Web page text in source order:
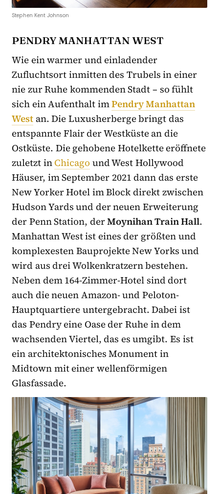
Stephen Kent Johnson
PENDRY MANHATTAN WEST
Wie ein warmer und einladender
Zufluchtsort inmitten des Trubels in einer
nie zur Ruhe kommenden Stadt – so fühlt
sich ein Aufenthalt imPendry Manhattan
West an. Die Luxusherberge bringt das
entspannte Flair der Westküste an die
Ostküste. Die gehobene Hotelkette eröffnete
zuletzt inChicago und West Hollywood
Häuser, im September 2021 dann das erste
New Yorker Hotel im Block direkt zwischen
Hudson Yards und der neuen Erweiterung
der Penn Station, derMoynihan Train Hall.
Manhattan West ist eines der größten und
komplexesten Bauprojekte New Yorks und
wird aus drei Wolkenkratzern bestehen.
Neben dem 164-Zimmer-Hotel sind dort
auch die neuen Amazon- und Peloton-
Hauptquartiere untergebracht. Dabei ist
das Pendry eine Oase der Ruhe in dem
wachsenden Viertel, das es umgibt. Es ist
ein architektonisches Monument in
Midtown mit einer wellenförmigen
Glasfassade.